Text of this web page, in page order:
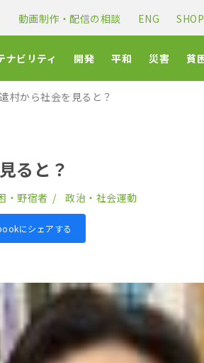
動画制作・配信の相談 ENG SHOP
ナビリティ 開発 平和 災害 貧
村から社会を見ると？
ると？
・野宿者 政治・社会運動
にシェアする